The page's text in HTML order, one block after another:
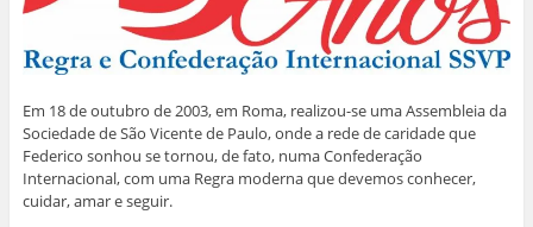
Em 18 de outubro de 2003, em Roma, realizou-se uma Assembleia da
Sociedade de São Vicente de Paulo, onde a rede de caridade que
Federico sonhou se tornou, de fato, numa Confederação
Internacional, com uma Regra moderna que devemos conhecer,
cuidar, amar e seguir.